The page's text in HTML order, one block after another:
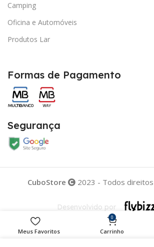
Camping
Oficina e Automóveis
Produtos Lar
Formas de Pagamento
Segurança
CuboStore 2023 - Todos
Desenvolvido por
Meus Favoritos
0
Carrinho